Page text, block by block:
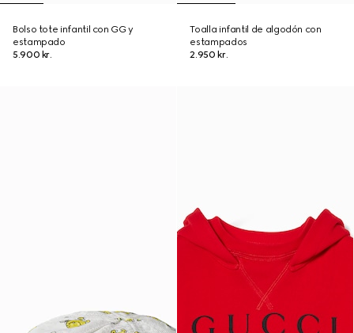
Bolso tote infantil con GG y
estampado
5.900 kr.
Toalla infantil de algodón con
estampados
2.950 kr.